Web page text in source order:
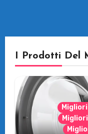
I Prodotti Del